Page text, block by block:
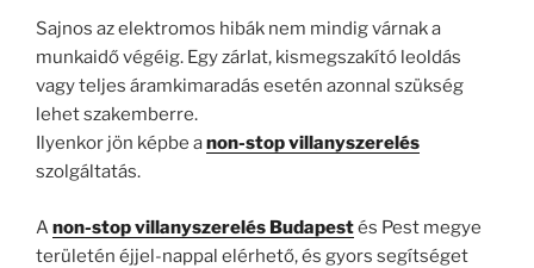
Sajnos az elektromos hibák nem mindig várnak a
munkaidő végéig. Egy zárlat, kismegszakító leoldás
vagy teljes áramkimaradás esetén azonnal szükség
lehet szakemberre.
Ilyenkor jön képbe anon-stop villanyszerelés
szolgáltatás.
Anon-stop villanyszerelés Budapestés Pest megye
területén éjjel-nappal elérhető, és gyors segítséget